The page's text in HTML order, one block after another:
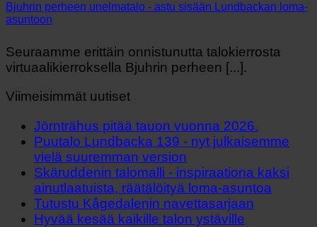
Bjuhrin perheen unelmatalo - astu sisään Lundbackan loma-
asuntoon
Seuraamme erittäin onnistunutta talokierrosta
virtuaalikierroksella Bjuhrin perheen [...].
Viimeisimmät uutiset
Jörnträhus pitää tauon vuonna 2026.
Puutalo Lundbacka 139 - nyt julkaisemme
vielä suuremman version
Skäruddenin talomalli - inspiraationa kaksi
ainutlaatuista, räätälöityä loma-asuntoa
Tutustu Kågedalenin navettasarjaan
Hyvää kesää kaikille talon ystäville